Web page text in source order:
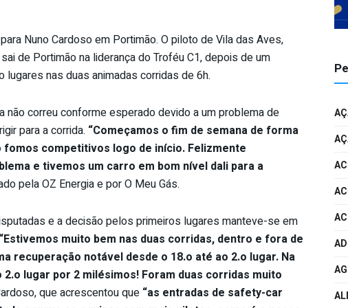
Nuno Cardoso em Portimão. O piloto de Vila das Aves,
de Portimão na liderança do Troféu C1, depois de um
lugares nas duas animadas corridas de 6h.
não correu conforme esperado devido a um problema de
para a corrida. “Começamos o fim de semana de forma
fomos competitivos logo de início. Felizmente
e tivemos um carro em bom nível dali para a
pela OZ Energia e por O Meu Gás.
e a decisão pelos primeiros lugares manteve-se em
“Estivemos muito bem nas duas corridas, dentro e fora de
recuperação notável desde o 18.o até ao 2.o lugar. Na
lugar por 2 milésimos! Foram duas corridas muito
que acrescentou que “as entradas de safety-car